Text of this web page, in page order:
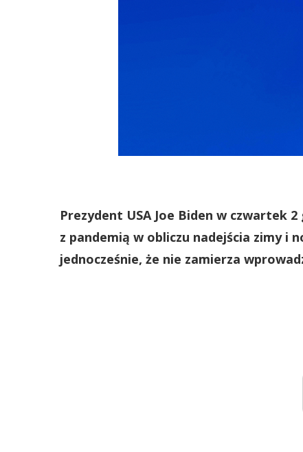
Prezydent USA Joe Biden w czwartek
z pandemią w obliczu nadejścia zimy i
jednocześnie, że nie zamierza